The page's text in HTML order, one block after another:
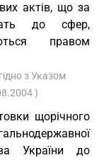
актів, що за
до сфер,
правом
з Указом
)
щорічного
України до